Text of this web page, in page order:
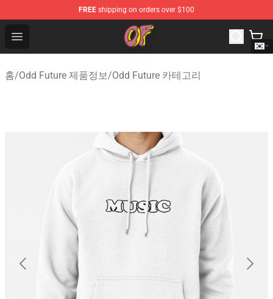
FREE shipping on orders over $100
Open menu
Odd Future Shop - Official Odd Future Merchandise Store
홈/Odd Future 제품정보/Odd Future 카테고리